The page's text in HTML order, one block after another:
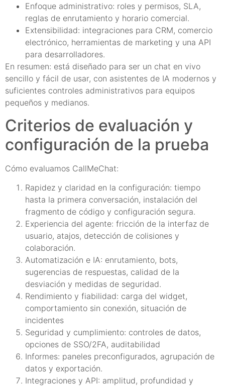
Enfoque administrativo: roles y permisos, SLA,
reglas de enrutamiento y horario comercial.
Extensibilidad: integraciones para CRM, comercio
electrónico, herramientas de marketing y una API
para desarrolladores.
En resumen: está diseñado para ser un chat en vivo
sencillo y fácil de usar, con asistentes de IA modernos y
suficientes controles administrativos para equipos
pequeños y medianos.
Criterios de evaluación y
configuración de la prueba
Cómo evaluamos CallMeChat:
Rapidez y claridad en la configuración: tiempo
hasta la primera conversación, instalación del
fragmento de código y configuración segura.
Experiencia del agente: fricción de la interfaz de
usuario, atajos, detección de colisiones y
colaboración.
Automatización e IA: enrutamiento, bots,
sugerencias de respuestas, calidad de la
desviación y medidas de seguridad.
Rendimiento y fiabilidad: carga del widget,
comportamiento sin conexión, situación de
incidentes
Seguridad y cumplimiento: controles de datos,
opciones de SSO/2FA, auditabilidad
Informes: paneles preconfigurados, agrupación de
datos y exportación.
Integraciones y API: amplitud, profundidad y